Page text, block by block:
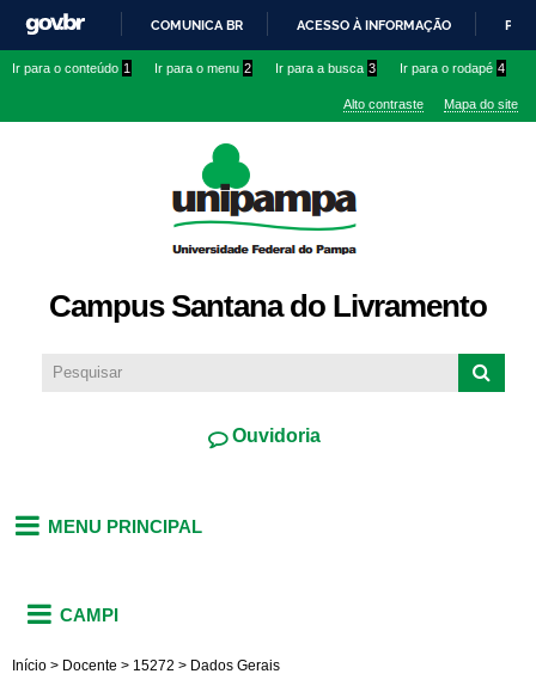
conteúdo
IR
O
COMUNICA BR ACESSO À INFORMAÇÃO
Ir para o conteúdo 1 Ir para o menu 2 Ir para a busca 3 Ir para o rodapé 4
Alto contraste Mapa do site
Campus Santana do Livramento
Ouvidoria
MENU PRINCIPAL
CAMPI
Início > Docente > 15272 > Dados Gerais